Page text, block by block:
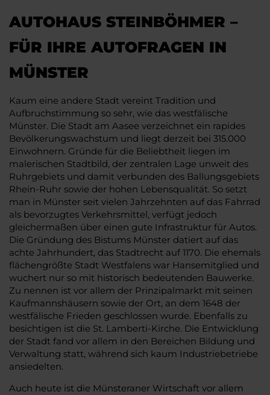
AUTOHAUS STEINBÖHMER –
FÜR IHRE AUTOFRAGEN IN
MÜNSTER
Kaum eine andere Stadt vereint Tradition und
Aufbruchstimmung so sehr, wie das westfälische
Münster. Die Stadt am Aasee verzeichnet ein rapides
Bevölkerungswachstum und liegt derzeit bei 315.000
Einwohnern. Gründe für die Beliebtheit liegen im
malerischen Stadtbild, der zentralen Lage unweit des
Ruhrgebiets und damit verbunden des Ballungsgebiets
Rhein-Ruhr sowie der hohen Lebensqualität. So setzt
man in Münster seit vielen Jahrzehnten auf das Fahrrad
als bevorzugtes Verkehrsmittel, verfügt jedoch
gleichermaßen über einen gute Infrastruktur für Autos.
Die Gründung des Bistums Münster datiert auf das
achte Jahrhundert, das Stadtrecht auf 1170. Die ehemals
flächengrößte Stadt Westfalens war Hansemitglied und
wuchert nur so mit historisch bedeutenden Bauwerke.
Zu nennen ist vor allem der Prinzipalmarkt mit seinen
Kaufmannshäusern sowie der Ort, an dem 1648 der
westfälische Frieden geschlossen wurde. Ebenfalls zu
besichtigen ist die St. Lamberti-Kirche. Die Entwicklung
der Stadt fand vor allem in den Bereichen Bildung und
Verwaltung statt, während sich kaum Industriebetriebe
ansiedelten.
Auch heute ist die Münsteraner Wirtschaft vor allem